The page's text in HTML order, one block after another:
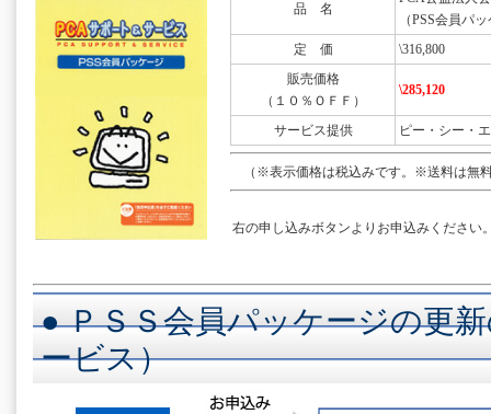
品 名
（PSS会員パ
定 価
\316,800
販売価格
（１０％ＯＦＦ）
\285,120
サービス提供 ピー・シー・
（※表示価格は税込みです。※送料は無
右の申し込みボタンよりお申込みください
● ＰＳＳ会員パッケージの更
ービス）